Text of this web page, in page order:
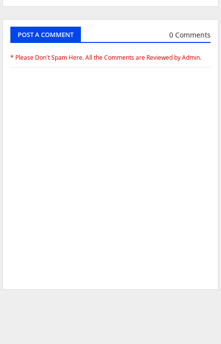
POST A COMMENT 0 Comments
* Please Don't Spam Here. All the Comments are Reviewed by Admin.